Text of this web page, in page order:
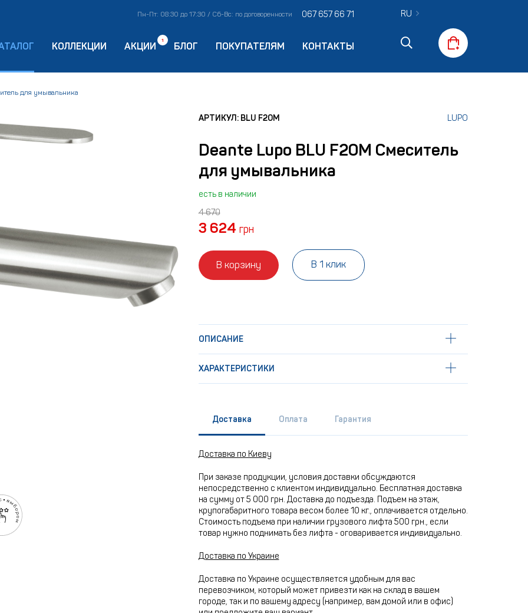
Пн-Пт: 08:30 до 17:30 / Сб-Вс: по договоренности 067 657 66 71
КОЛЛЕКЦИИ АКЦИИ
1
БЛОГ ПОКУПАТЕЛЯМ КОНТАКТЫ
RU
для умывальника
АРТИКУЛ: BLU F20M LUPO
Deante Lupo BLU F20M Смеситель
для умывальника
есть в наличии
4 670
3 624 грн
В корзину В 1 клик
ОПИСАНИЕ
ХАРАКТЕРИСТИКИ
Доставка Оплата Гарантия
Доставка по Киеву
При заказе продукции, условия доставки обсуждаются
непосредственно с клиентом индивидуально. Бесплатная доставка
на сумму от 5 000 грн. Доставка до подъезда. Подъем на этаж,
крупогабаритного товара весом более 10 кг., оплачивается отдельно.
Стоимость подъема при наличии грузового лифта 500 грн., если
товар нужно поднимать без лифта - оговаривается индивидуально.
Доставка по Украине
Доставка по Украине осуществляется удобным для вас
перевозчиком, который может привезти как на склад в вашем
городе, так и по вашему адресу (например, вам домой или в офис)